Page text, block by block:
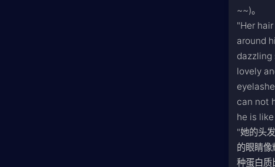
~~)。
"Her
around
dazzling
lovely
can not
he is
"她的头
的眼睛
种蛋白质